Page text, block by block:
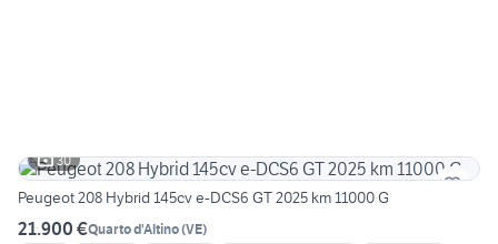
30
Peugeot 208 Hybrid 145cv e-DCS6 GT 2025 km 11000 G
21.900 €Quarto d'Altino(VE)